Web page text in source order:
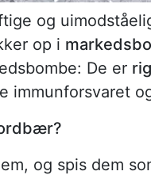
og
op i
De er
immunforsvaret
og spis dem